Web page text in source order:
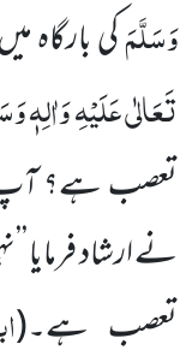
وَسَلَّمَکی بارگاہ
تَعَالٰی عَلَیْہِ وَاٰلِہٖ
تعصب ہے؟
نے ارشاد فرمایا
تعصب ہے۔(